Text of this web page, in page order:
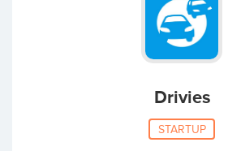
Drivies
STARTUP